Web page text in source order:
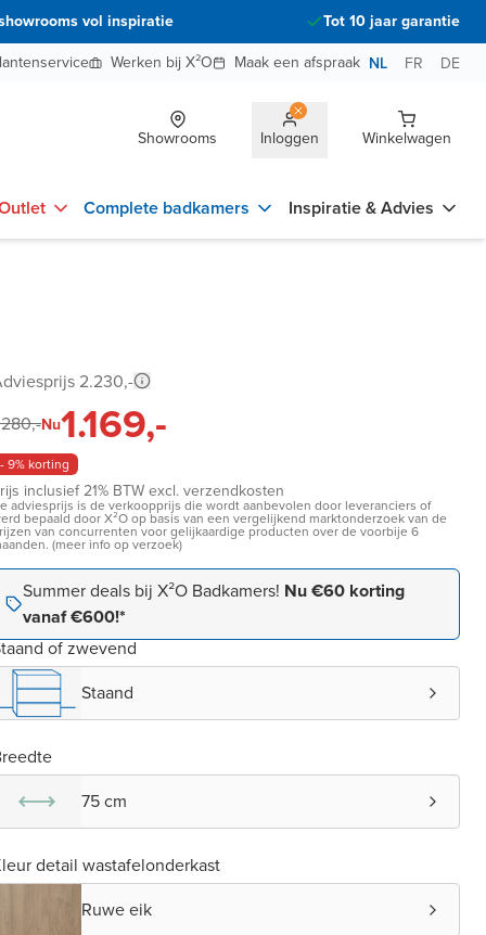
vol inspiratie
Tot 10 jaar garantie
Werken bij X²O Maak een afspraak NL FR DE
Showrooms Inloggen Winkelwagen
Complete badkamers Inspiratie & Advies
2.230,-
Nu1.169,-
- 9% korting
inclusief 21% BTW excl. verzendkosten
adviesprijs is de verkoopprijs die wordt aanbevolen door leveranciers of
bepaald door X²O op basis van een vergelijkend marktonderzoek van de
van concurrenten voor gelijkaardige producten over de voorbije 6
(meer info op verzoek)
Summer deals bij X²O Badkamers! Nu €60 korting
vanaf €600!*
of zwevend
Staand
75 cm
detail wastafelonderkast
Ruwe eik